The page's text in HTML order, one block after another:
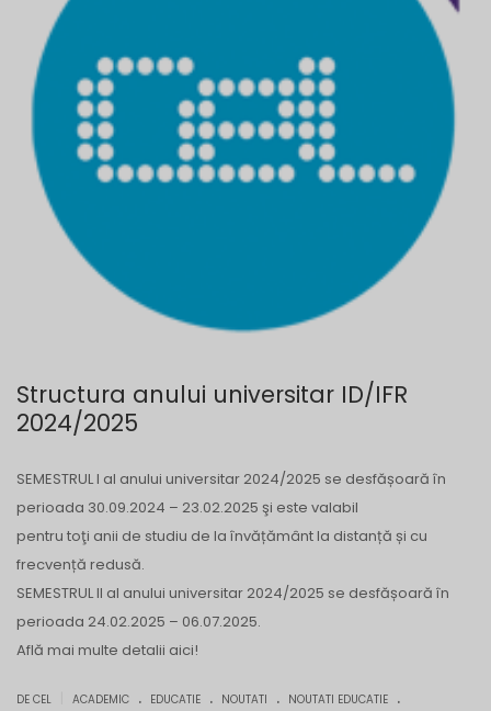
Structura anului universitar ID/IFR
2024/2025
SEMESTRUL I al anului universitar 2024/2025 se desfășoară în
perioada 30.09.2024 – 23.02.2025 şi este valabil
pentru toţi anii de studiu de la învățământ la distanță și cu
frecvență redusă.
SEMESTRUL II al anului universitar 2024/2025 se desfășoară în
perioada 24.02.2025 – 06.07.2025.
Află mai multe detalii aici!
DE CEL ACADEMIC . EDUCATIE . NOUTATI . NOUTATI EDUCATIE .